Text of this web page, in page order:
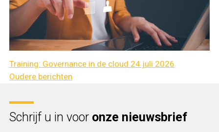
Training: Governance in de cloud 24 juli 2026
Berichtennavigatie
Oudere berichten
Schrijf u in voor onze nieuwsbrief